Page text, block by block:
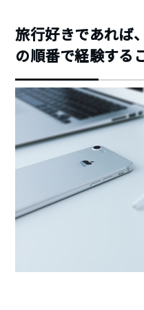
旅行好きであれば
の順番で経験する